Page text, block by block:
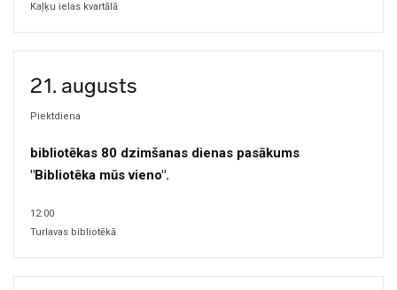
Kaļķu ielas kvartālā
21. augusts
Piektdiena
bibliotēkas 80 dzimšanas dienas pasākums
"Bibliotēka mūs vieno".
12:00
Turlavas bibliotēkā